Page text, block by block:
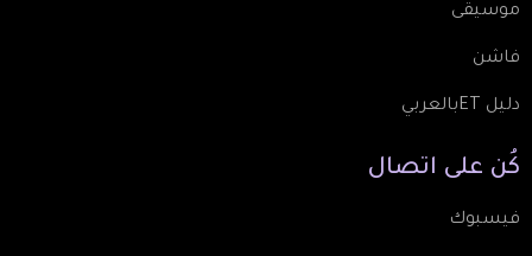
موسيقى
فاشن
دليل ETبالعربي
كُن على اتصال
فيسبوك